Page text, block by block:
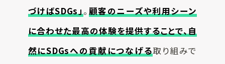
づけばSDGs」。 顧客のニーズや利用シーン
に合わせた最高の体験を提供することで、自
然にSDGsへの貢献につなげる取り組みで